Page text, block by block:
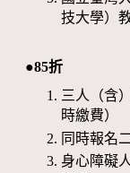
技大學）
●85折
三人（含
時繳費）
同時報名
身心障礙